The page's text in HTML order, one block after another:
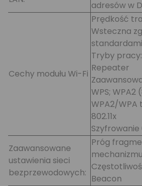
adresów w
Cechy modułu Wi-Fi
Prędkość
Wsteczna
standardami
Tryby
Repeater
WPS; WPA2
WPA2/WPA
802.11x
Zaawansowane
ustawienia sieci
bezprzewodowych:
Próg
Beacon